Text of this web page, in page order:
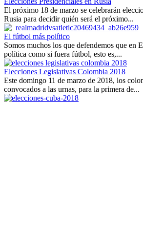
El próximo 18 de marzo se celebrarán
Rusia para decidir quién será el próximo...
El fútbol más político
Somos muchos los que defendemos que en
política como si fuera fútbol, esto es,...
Elecciones Legislativas Colombia 2018
Este domingo 11 de marzo de 2018, los
convocados a las urnas, para la primera de...